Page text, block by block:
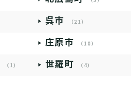
呉市 （21）
庄原市 （10）
（1） 世羅町 （4）